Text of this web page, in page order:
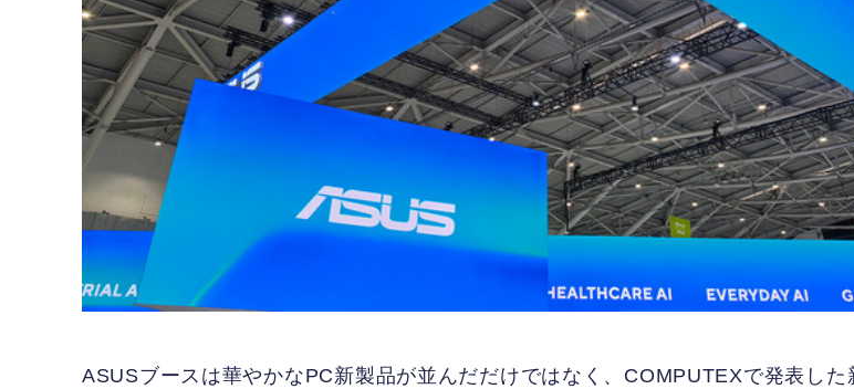
ASUSブースは華やかなPC新製品が並んだだけではなく、COMPUTEXで発表した